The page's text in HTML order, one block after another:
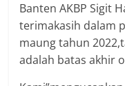
Banten AKBP Sigit
terimakasih dalam
maung tahun
adalah batas akhir